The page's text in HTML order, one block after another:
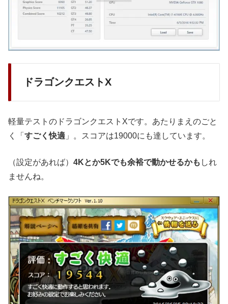
ドラゴンクエストX
軽量テストのドラゴンクエストXです。あたりまえのごと
く「 すごく快適 」。スコアは19000にも達しています。
（設定があれば） 4Kとか5Kでも余裕で動かせるかも しれ
ませんね。